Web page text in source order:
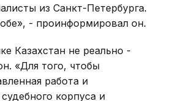
из Санкт-Петербурга.
- проинформировал он.
Казахстан не реально -
«Для того, чтобы
работа и
корпуса и